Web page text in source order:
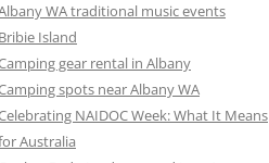
WA traditional music events
Bribie Island
gear rental in Albany
spots near Albany WA
NAIDOC Week: What It Means
Australia